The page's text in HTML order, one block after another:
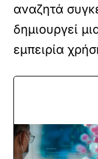
αναζητά
δημιουργεί
εμπειρία